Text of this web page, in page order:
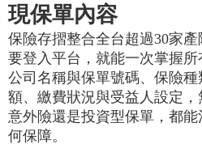
現保單內容
保險存摺整合全台超過30家
要登入平台，就能一次掌握
公司名稱與保單號碼、保險
額、繳費狀況與受益人設定，
意外險還是投資型保單，都
何保障。